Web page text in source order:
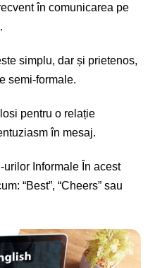
în comunicarea pe
simplu, dar și prietenos,
semi-formale.
pentru o relație
în mesaj.
Informale În acest
“Best”, “Cheers” sau